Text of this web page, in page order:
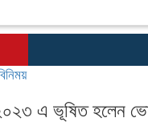
এ ভূষিত হলেন